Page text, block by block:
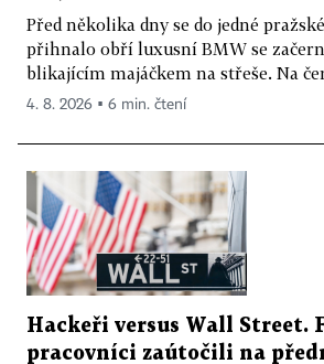
Před několika dny se do jedné
přihnalo obří luxusní BMW se
blikajícím majáčkem na střeše. Na
4. 8. 2026 ▪ 6 min. čtení
Hackeři versus Wall Street.
pracovníci zaútočili na